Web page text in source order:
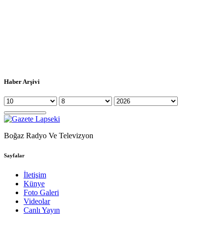
Haber Arşivi
Boğaz Radyo Ve Televizyon
Sayfalar
İletişim
Künye
Foto Galeri
Videolar
Canlı Yayın